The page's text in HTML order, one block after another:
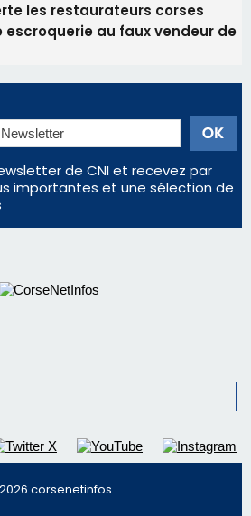
les restaurateurs corses
escroquerie au faux vendeur de
de CNI et recevez par
importantes et une sélection de
corsenetinfos